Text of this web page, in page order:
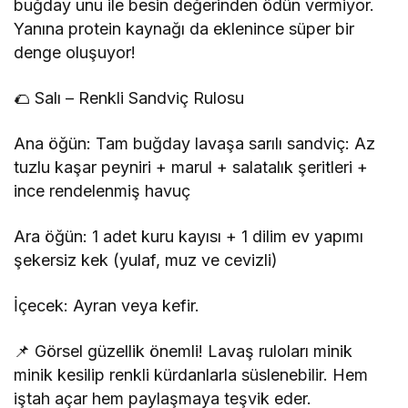
buğday unu ile besin değerinden ödün vermiyor.
Yanına protein kaynağı da eklenince süper bir
denge oluşuyor!
🌮 Salı – Renkli Sandviç Rulosu
Ana öğün: Tam buğday lavaşa sarılı sandviç: Az
tuzlu kaşar peyniri + marul + salatalık şeritleri +
ince rendelenmiş havuç
Ara öğün: 1 adet kuru kayısı + 1 dilim ev yapımı
şekersiz kek (yulaf, muz ve cevizli)
İçecek: Ayran veya kefir.
📌 Görsel güzellik önemli! Lavaş ruloları minik
minik kesilip renkli kürdanlarla süslenebilir. Hem
iştah açar hem paylaşmaya teşvik eder.